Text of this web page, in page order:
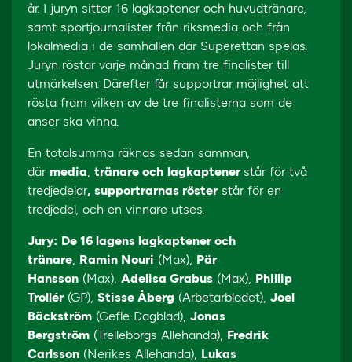
år. I juryn sitter 16 lagkaptener och huvudtränare,
samt sportjournalister från riksmedia och från
lokalmedia i de samhällen där Superettan spelas.
Juryn röstar varje månad fram tre finalister till
utmärkelsen. Därefter får supportrar möjlighet att
rösta fram vilken av de tre finalisterna som de
anser ska vinna.
En totalsumma räknas sedan samman,
där media, tränare och lagkaptener står för två
tredjedelar, supportrarnas rösterstår för en
tredjedel, och en vinnare utses.
Jury: De 16 lagens lagkaptener och
tränare, Ramin Nouri (Max), Pär
Hansson (Max), Adelisa Grabus (Max), Phillip
Trollér(GP), Stisse Åberg (Arbetarbladet), Joel
Bäckström (Gefle Dagblad), Jonas
Bergström (Trelleborgs Allehanda), Fredrik
Carlsson (Nerikes Allehanda), Lukas